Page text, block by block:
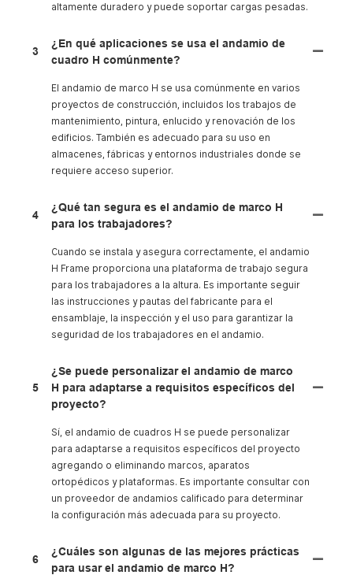
altamente duradero y puede soportar cargas pesadas.
3
¿En qué aplicaciones se usa el andamio de
cuadro H comúnmente?
El andamio de marco H se usa comúnmente en varios
proyectos de construcción, incluidos los trabajos de
mantenimiento, pintura, enlucido y renovación de los
edificios. También es adecuado para su uso en
almacenes, fábricas y entornos industriales donde se
requiere acceso superior.
4
¿Qué tan segura es el andamio de marco H
para los trabajadores?
Cuando se instala y asegura correctamente, el andamio
H Frame proporciona una plataforma de trabajo segura
para los trabajadores a la altura. Es importante seguir
las instrucciones y pautas del fabricante para el
ensamblaje, la inspección y el uso para garantizar la
seguridad de los trabajadores en el andamio.
5
¿Se puede personalizar el andamio de marco
H para adaptarse a requisitos específicos del
proyecto?
Sí, el andamio de cuadros H se puede personalizar
para adaptarse a requisitos específicos del proyecto
agregando o eliminando marcos, aparatos
ortopédicos y plataformas. Es importante consultar con
un proveedor de andamios calificado para determinar
la configuración más adecuada para su proyecto.
6
¿Cuáles son algunas de las mejores prácticas
para usar el andamio de marco H?